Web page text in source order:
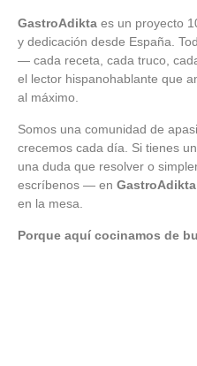
GastroAdikta es un proyecto
y dedicación desde España.
— cada receta, cada truco,
el lector hispanohablante que
al máximo.
Somos una comunidad de
crecemos cada día. Si tienes
una duda que resolver o
escríbenos — en GastroAdikta
en la mesa.
Porque aquí cocinamos de